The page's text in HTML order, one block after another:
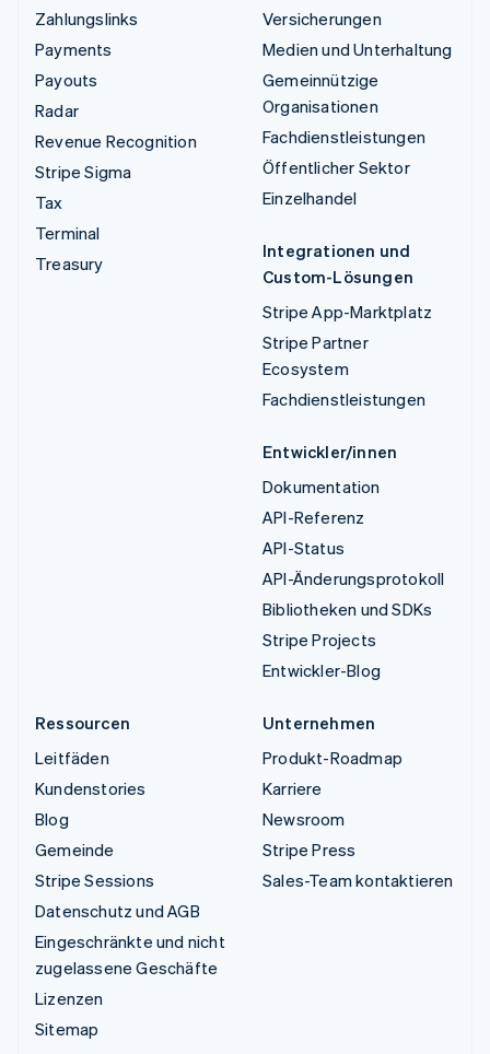
Zahlungslinks
Payments
Payouts
Radar
Revenue Recognition
Stripe Sigma
Tax
Terminal
Treasury
Versicherungen
Medien und Unterhaltung
Gemeinnützige
Organisationen
Fachdienstleistungen
Öffentlicher Sektor
Einzelhandel
Integrationen und
Custom-Lösungen
Stripe App-Marktplatz
Stripe Partner
Ecosystem
Fachdienstleistungen
Entwickler/innen
Dokumentation
API-Referenz
API-Status
API-Änderungsprotokoll
Bibliotheken und SDKs
Stripe Projects
Entwickler-Blog
Ressourcen
Leitfäden
Kundenstories
Blog
Gemeinde
Stripe Sessions
Datenschutz und AGB
Eingeschränkte und nicht
zugelassene Geschäfte
Lizenzen
Sitemap
Unternehmen
Produkt-Roadmap
Karriere
Newsroom
Stripe Press
Sales-Team kontaktieren